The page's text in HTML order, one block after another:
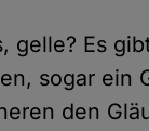
Es
sogar ein
den